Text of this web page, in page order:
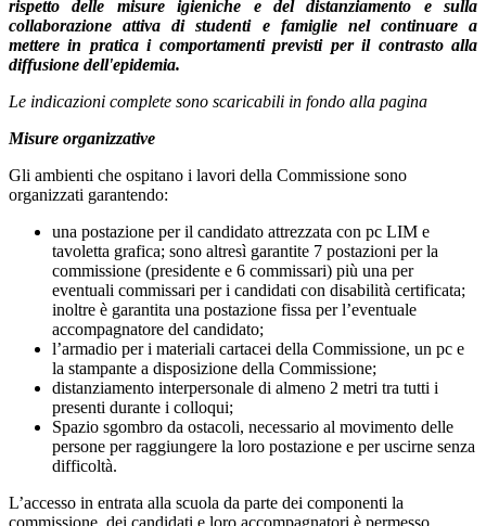
rispetto delle misure igieniche e del distanziamento e sulla
collaborazione attiva di studenti e famiglie nel continuare a
mettere in pratica i comportamenti previsti per il contrasto alla
diffusione dell'epidemia.
Le indicazioni complete sono scaricabili in fondo alla pagina
Misure organizzative
Gli ambienti che ospitano i lavori della Commissione sono
organizzati garantendo:
una postazione per il candidato attrezzata con pc LIM e
tavoletta grafica; sono altresì garantite 7 postazioni per la
commissione (presidente e 6 commissari) più una per
eventuali commissari per i candidati con disabilità certificata;
inoltre è garantita una postazione fissa per l’eventuale
accompagnatore del candidato;
l’armadio per i materiali cartacei della Commissione, un pc e
la stampante a disposizione della Commissione;
distanziamento interpersonale di almeno 2 metri tra tutti i
presenti durante i colloqui;
Spazio sgombro da ostacoli, necessario al movimento delle
persone per raggiungere la loro postazione e per uscirne senza
difficoltà.
L’accesso in entrata alla scuola da parte dei componenti la